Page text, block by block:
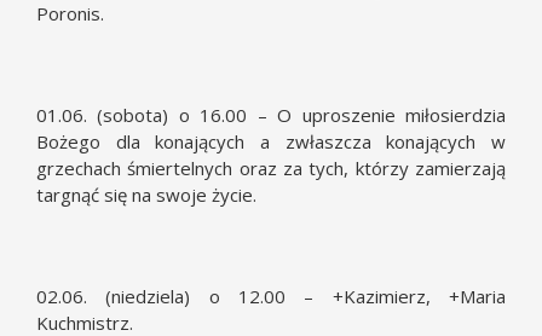
Poronis.
01.06. (sobota) o 16.00 – O uproszenie miłosierdzia
Bożego dla konających a zwłaszcza konających w
grzechach śmiertelnych oraz za tych, którzy zamierzają
targnąć się na swoje życie.
02.06. (niedziela) o 12.00 – +Kazimierz, +Maria
Kuchmistrz.